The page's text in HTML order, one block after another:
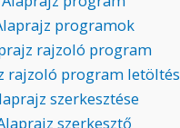
programok
rajzoló program
rajzoló program letöltés
szerkesztése
szerkesztő